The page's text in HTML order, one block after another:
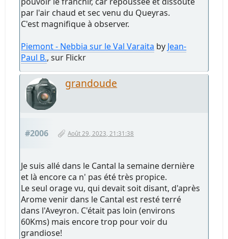
par l'air chaud et sec venu du Queyras.
C'est magnifique à observer.
Piemont - Nebbia sur le Val Varaita by Jean-
Paul B., sur Flickr
grandoude
#2006 Août 29, 2023, 21:31:38
Je suis allé dans le Cantal la semaine dernière
et là encore ca n' pas été très propice.
Le seul orage vu, qui devait soit disant, d'après
Arome venir dans le Cantal est resté terré
dans l'Aveyron. C'était pas loin (environs
60Kms) mais encore trop pour voir du
grandiose!